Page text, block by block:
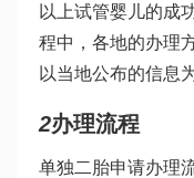
以上试管婴儿的成
程中，各地的办理
以当地公布的信息
2办理流程
单独二胎申请办理